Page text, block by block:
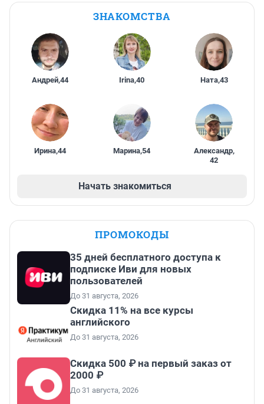
ЗНАКОМСТВА
Андрей,44 Irina,40 Ната,43
Ирина,44 Марина,54 Александр,
42
Начать знакомиться
ПРОМОКОДЫ
35 дней бесплатного доступа к
подписке Иви для новых
пользователей
До 31 августа, 2026
Скидка 11% на все курсы
английского
До 31 августа, 2026
Скидка 500 ₽ на первый заказ от
2000 ₽
До 31 августа, 2026